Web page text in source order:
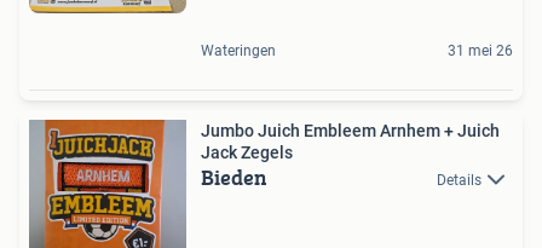
Wateringen 31 mei 26
Jumbo Juich Embleem Arnhem + Juich
Jack Zegels
Bieden Details